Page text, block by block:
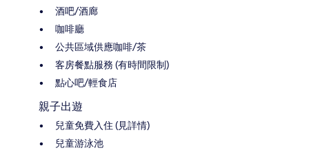
酒吧/酒廊
咖啡廳
公共區域供應咖啡/茶
客房餐點服務 (有時間限制)
點心吧/輕食店
親子出遊
兒童免費入住 (見詳情)
兒童游泳池